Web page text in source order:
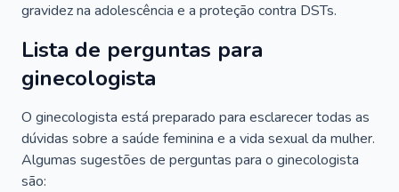
gravidez na adolescência e a proteção contra DSTs.
Lista de perguntas para
ginecologista
O ginecologista está preparado para esclarecer todas as
dúvidas sobre a saúde feminina e a vida sexual da mulher.
Algumas sugestões de perguntas para o ginecologista
são: